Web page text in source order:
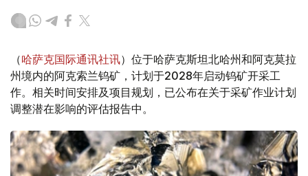
（哈萨克国际通讯社讯）位于哈萨克斯坦北哈州和阿克莫拉
州境内的阿克索兰钨矿，计划于2028年启动钨矿开采工
作。相关时间安排及项目规划，已公布在关于采矿作业计划
调整潜在影响的评估报告中。